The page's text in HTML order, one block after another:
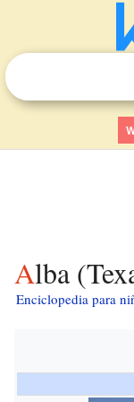
Alba
Enciclopedia para